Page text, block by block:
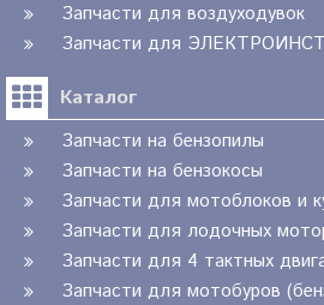
Запчасти для воздуходувок
Запчасти для
Каталог
Запчасти на бензопилы
Запчасти на бензокосы
Запчасти для мотоблоков и
Запчасти для лодочных
Запчасти для 4 тактных
Запчасти для мотобуров